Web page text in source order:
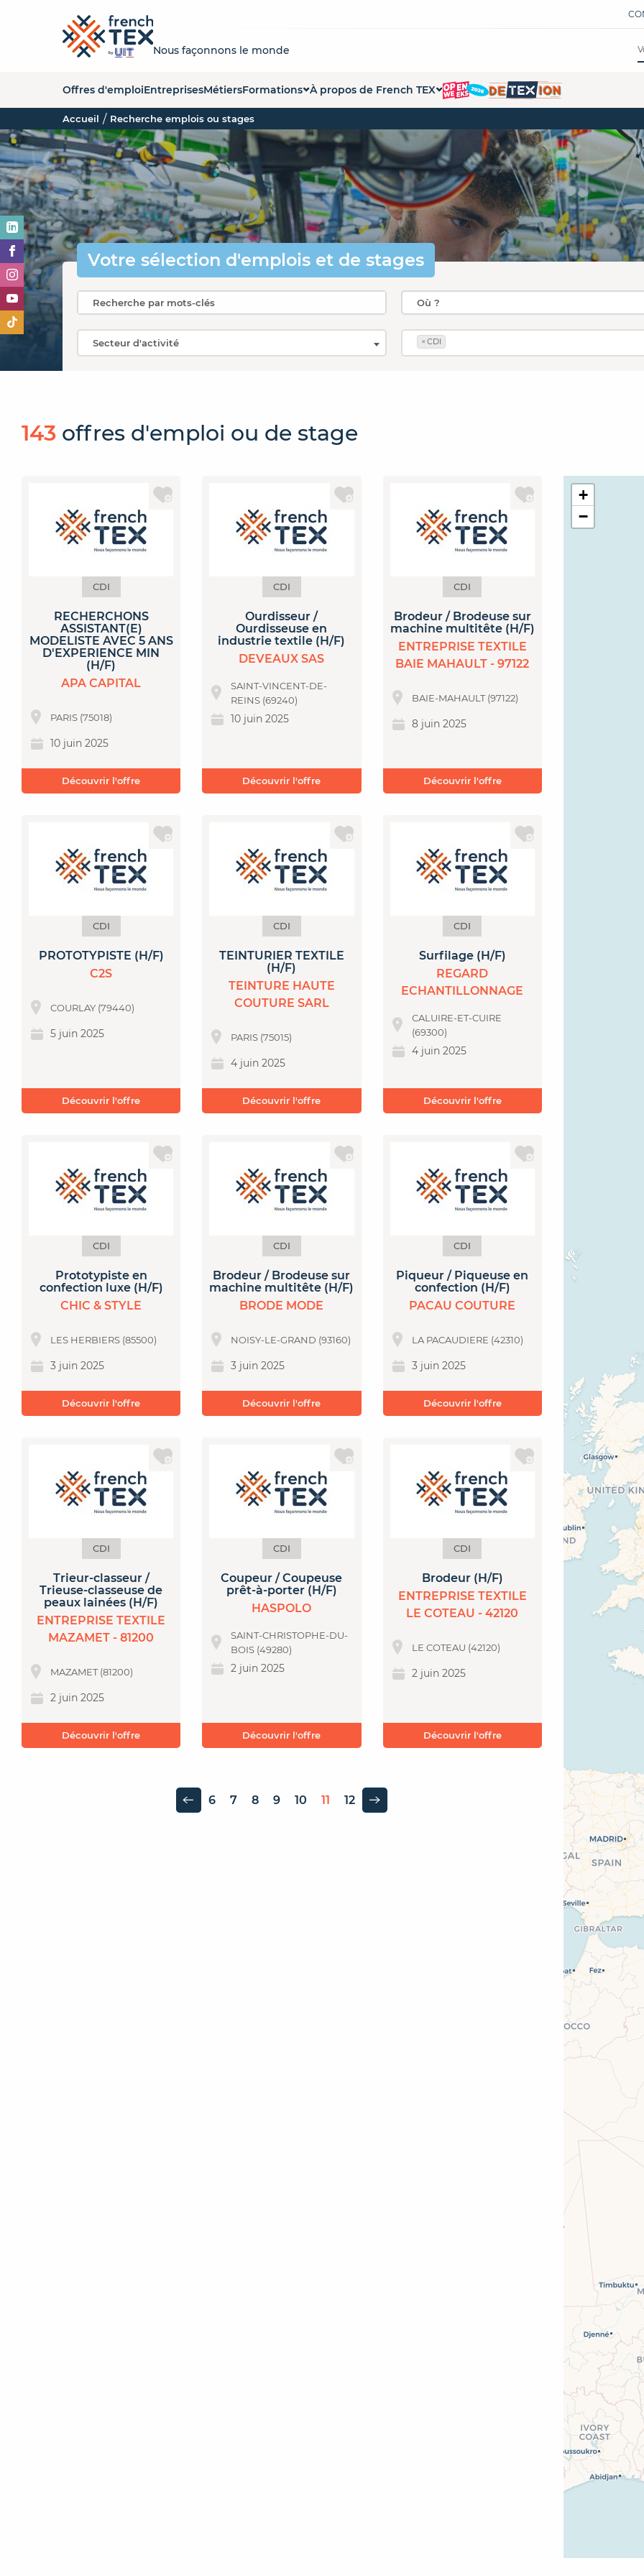
Nous façonnons le monde
Offres d'emploiEntreprisesMétiersFormations
Liste des formations
Carte des formations
Organismes des formations
À propos de French TEX
La démarche French Tex
Nos partenaires
Espace Presse
OpenWeeks
Accueil Recherche emplois ou stages
Votre sélection d'emplois et de stages
× CDI
143 offres d'emploi ou de stage
CDI
RECHERCHONS
ASSISTANT(E)
MODELISTE AVEC 5 ANS
D'EXPERIENCE MIN
(H/F)
APA CAPITAL
PARIS (75018)
10 juin 2025
Découvrir l'offre
CDI
Ourdisseur /
Ourdisseuse en
industrie textile (H/F)
DEVEAUX SAS
SAINT-VINCENT-DE-
REINS (69240)
10 juin 2025
Découvrir l'offre
CDI
Brodeur / Brodeuse sur
machine multitête (H/F)
ENTREPRISE TEXTILE
BAIE MAHAULT - 97122
BAIE-MAHAULT (97122)
8 juin 2025
Découvrir l'offre
CDI
PROTOTYPISTE (H/F)
C2S
COURLAY (79440)
5 juin 2025
Découvrir l'offre
CDI
TEINTURIER TEXTILE
(H/F)
TEINTURE HAUTE
COUTURE SARL
PARIS (75015)
4 juin 2025
Découvrir l'offre
CDI
Surfilage (H/F)
REGARD
ECHANTILLONNAGE
CALUIRE-ET-CUIRE
(69300)
4 juin 2025
Découvrir l'offre
CDI
Prototypiste en
confection luxe (H/F)
CHIC & STYLE
LES HERBIERS (85500)
3 juin 2025
Découvrir l'offre
CDI
Brodeur / Brodeuse sur
machine multitête (H/F)
BRODE MODE
NOISY-LE-GRAND (93160)
3 juin 2025
Découvrir l'offre
CDI
Piqueur / Piqueuse en
confection (H/F)
PACAU COUTURE
LA PACAUDIERE (42310)
3 juin 2025
Découvrir l'offre
CDI
Trieur-classeur /
Trieuse-classeuse de
peaux lainées (H/F)
ENTREPRISE TEXTILE
MAZAMET - 81200
MAZAMET (81200)
2 juin 2025
Découvrir l'offre
CDI
Coupeur / Coupeuse
prêt-à-porter (H/F)
HASPOLO
SAINT-CHRISTOPHE-DU-
BOIS (49280)
2 juin 2025
Découvrir l'offre
CDI
Brodeur (H/F)
ENTREPRISE TEXTILE
LE COTEAU - 42120
LE COTEAU (42120)
2 juin 2025
Découvrir l'offre
Page précédente 6 7 8 9 10 11 12 Page suivante
+
−